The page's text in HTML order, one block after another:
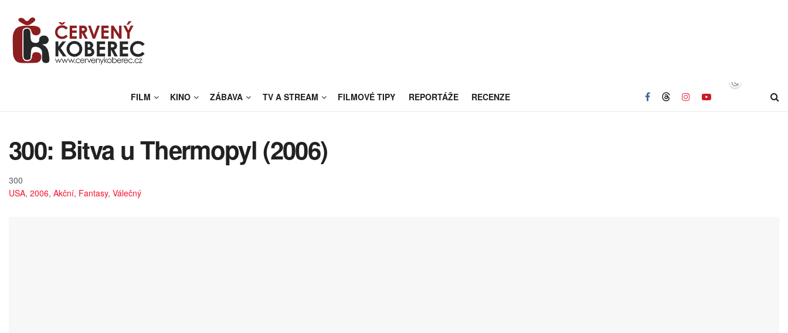
FILM KINO ZÁBAVA TV A STREAM FILMOVÉ TIPY REPORTÁŽE RECENZE
300: Bitva u Thermopyl (2006)
300
USA, 2006, Akční, Fantasy, Válečný